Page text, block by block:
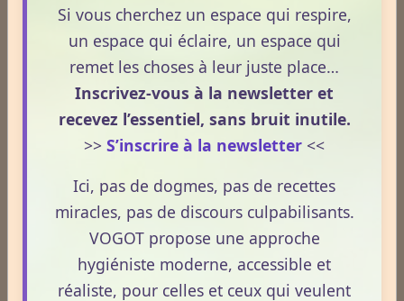
fluide, plus cohérent et plus équilibré grâce à une
hygiène de vie adaptée.
Huile de CBD et médicaments : quels effets sur votre
métabolisme ?
Le CBD suscite un intérêt croissant, notamment
lorsqu’il est question de métabolisme et de prise de
médicaments. Pourtant, la compréhension de ces
interactions reste souvent floue. En 2026, le cadre
légal français impose des règles strictes : seuls les
Si vous cherchez un espace qui respire,
un espace qui éclaire, un espace qui
remet les choses à leur juste place…
Inscrivez-vous à la newsletter et
recevez l’essentiel, sans bruit inutile.
>> S’inscrire à la newsletter <<
Ici, pas de dogmes, pas de recettes
miracles, pas de discours culpabilisants.
VOGOT propose une approche
hygiéniste moderne, accessible et
réaliste, pour celles et ceux qui veulent